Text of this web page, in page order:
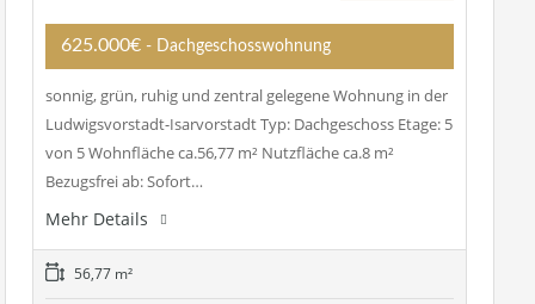
625.000€ - Dachgeschosswohnung
sonnig, grün, ruhig und zentral gelegene Wohnung in der
Ludwigsvorstadt-Isarvorstadt Typ: Dachgeschoss Etage: 5
von 5 Wohnfläche ca.56,77 m² Nutzfläche ca.8 m²
Bezugsfrei ab: Sofort…
Mehr Details
56,77 m²